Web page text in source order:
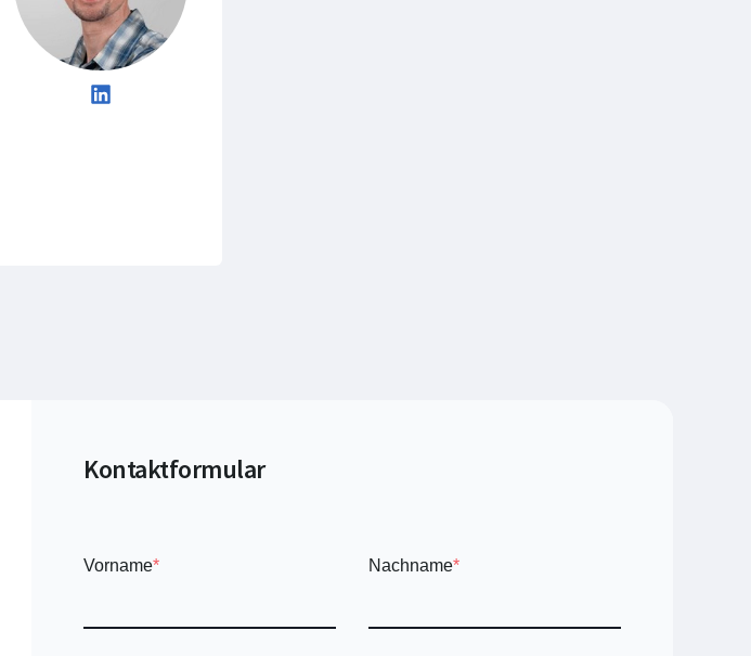
Kontaktformular
Vorname* Nachname*